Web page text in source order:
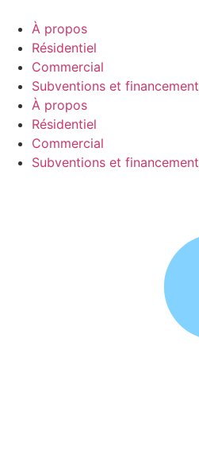
contenu
À propos
Résidentiel
Commercial
Subventions et financement
À propos
Résidentiel
Commercial
Subventions et financement